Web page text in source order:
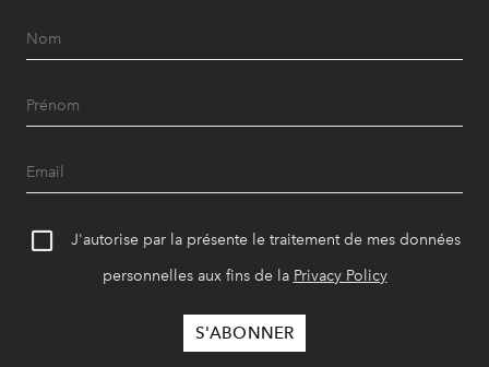
J'autorise par la présente le traitement de mes données
personnelles aux fins de la Privacy Policy